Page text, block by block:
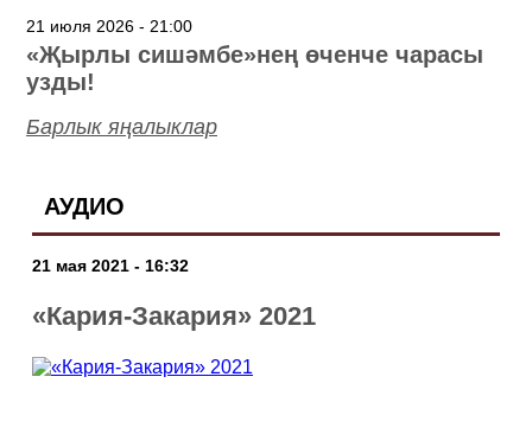
21 июля 2026 - 21:00
«Җырлы сишәмбе»нең өченче чарасы
узды!
Барлык яңалыклар
АУДИО
21 мая 2021 - 16:32
«Кария-Закария» 2021